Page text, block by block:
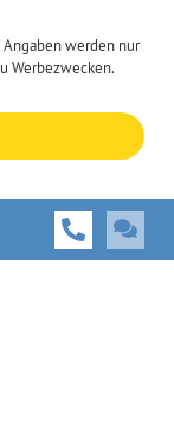
Angaben werden nur
Werbezwecken.